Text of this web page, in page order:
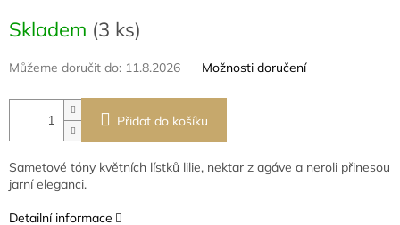
cena:
Skladem (3 ks)
Můžeme doručit do: 11.8.2026 Možnosti doručení
Přidat do košíku
Sametové tóny květních lístků lilie, nektar z agáve a neroli přinesou
jarní eleganci.
Detailní informace